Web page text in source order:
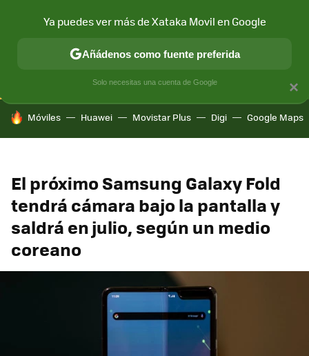
CONECTIVIDAD MÓVIL Y SOCIEDAD APLICACIONES
HOY SE HABLA DE
Móviles Huawei Movistar Plus Digi Google Maps
El próximo Samsung Galaxy Fold
tendrá cámara bajo la pantalla y
saldrá en julio, según un medio
coreano
×
Ya puedes ver más de Xataka Movil en Google
Añádenos como fuente preferida
Solo necesitas una cuenta de Google